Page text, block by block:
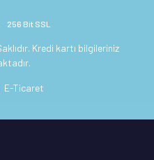
256 Bit SSL
Kredi kartı bilgileriniz
E-Ticaret